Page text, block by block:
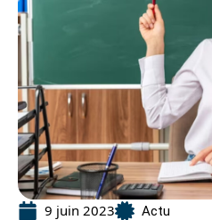
9 juin 2023 Actu